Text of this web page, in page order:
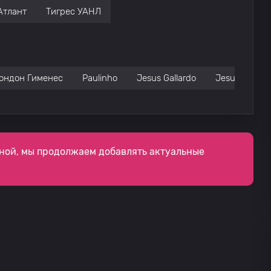
Тигрес УАНЛ
Гименес Paulinho Jesus Gallardo Jesus Angulo
мы продолжаем добавлять актуальные